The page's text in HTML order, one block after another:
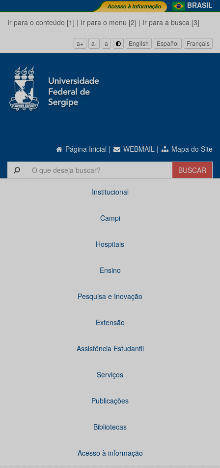
BRASIL
Ir para o conteúdo [1] | Ir para o menu [2] | Ir para a busca [3]
a+ a- a English Español Français
Página Inicial | WEBMAIL | Mapa do Site
Institucional
Campi
Hospitais
Ensino
Pesquisa e Inovação
Extensão
Assistência Estudantil
Serviços
Publicações
Bibliotecas
Acesso à informação